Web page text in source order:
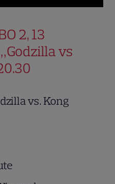
2, 13
vs
vs. Kong